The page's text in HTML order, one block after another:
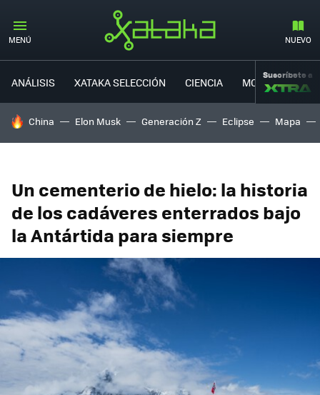
MENÚ NUEVO
ANÁLISIS XATAKA SELECCIÓN CIENCIA MOVILIDAD
Suscríbete a
HOY SE HABLA DE
China Elon Musk Generación Z Eclipse Mapa
Un cementerio de hielo: la historia
de los cadáveres enterrados bajo
la Antártida para siempre